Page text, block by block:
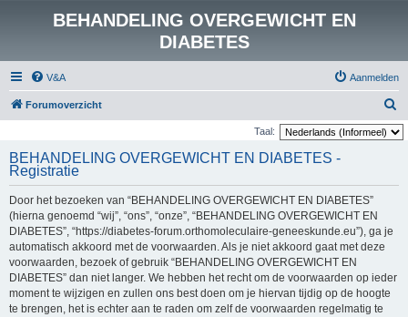
BEHANDELING OVERGEWICHT EN
DIABETES
V&A Aanmelden
Forumoverzicht
o
Taal:
BEHANDELING OVERGEWICHT EN DIABETES -
Registratie
Door het bezoeken van “BEHANDELING OVERGEWICHT EN DIABETES”
(hierna genoemd “wij”, “ons”, “onze”, “BEHANDELING OVERGEWICHT EN
DIABETES”, “https://diabetes-forum.orthomoleculaire-geneeskunde.eu”), ga je
automatisch akkoord met de voorwaarden. Als je niet akkoord gaat met deze
voorwaarden, bezoek of gebruik “BEHANDELING OVERGEWICHT EN
DIABETES” dan niet langer. We hebben het recht om de voorwaarden op ieder
moment te wijzigen en zullen ons best doen om je hiervan tijdig op de hoogte
te brengen, het is echter aan te raden om zelf de voorwaarden regelmatig te